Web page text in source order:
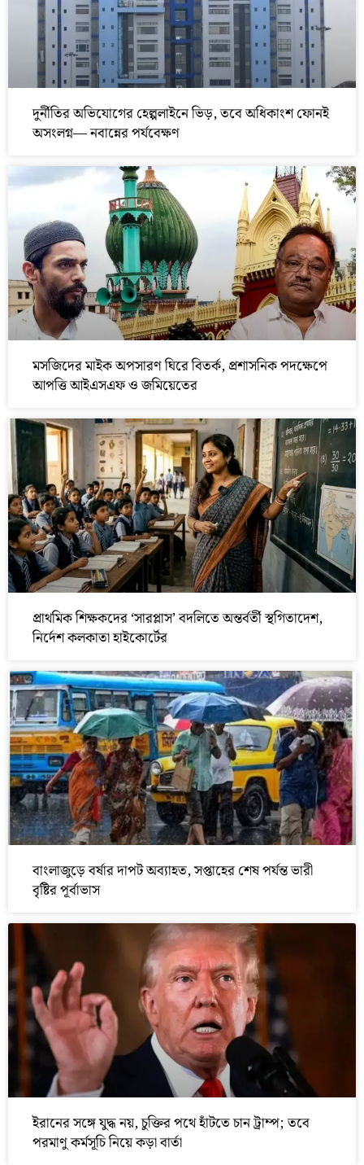
দুর্নীতির অভিযোগের হেল্পলাইনে ভিড়, তবে অধিকাংশ ফোনই
অসংলগ্ন— নবান্নের পর্যবেক্ষণ
মসজিদের মাইক অপসারণ ঘিরে বিতর্ক, প্রশাসনিক পদক্ষেপে
আপত্তি আইএসএফ ও জমিয়েতের
প্রাথমিক শিক্ষকদের ‘সারপ্লাস’ বদলিতে অন্তর্বর্তী স্থগিতাদেশ,
নির্দেশ কলকাতা হাইকোর্টের
বাংলাজুড়ে বর্ষার দাপট অব্যাহত, সপ্তাহের শেষ পর্যন্ত ভারী
বৃষ্টির পূর্বাভাস
ইরানের সঙ্গে যুদ্ধ নয়, চুক্তির পথে হাঁটতে চান ট্রাম্প; তবে
পরমাণু কর্মসূচি নিয়ে কড়া বার্তা